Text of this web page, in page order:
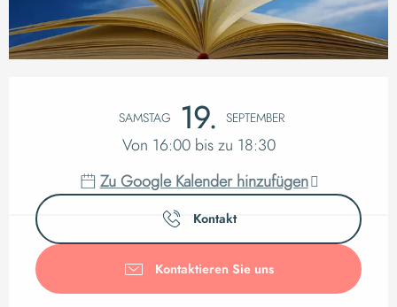
Öffnungszeiten &
SAMSTAG 19. SEPTEMBER
Von 16:00 bis zu 18:30
Zu Google Kalender hinzufügen
Kontakt
Kontaktieren Sie uns